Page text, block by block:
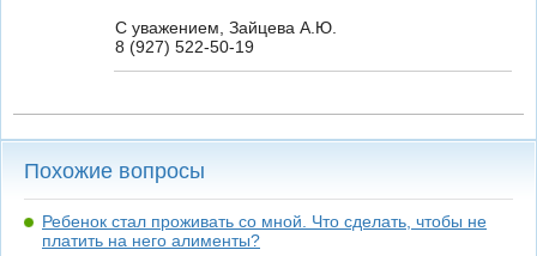
С уважением, Зайцева А.Ю.
8 (927) 522-50-19
Похожие вопросы
Ребенок стал проживать со мной. Что сделать, чтобы не
платить на него алименты?